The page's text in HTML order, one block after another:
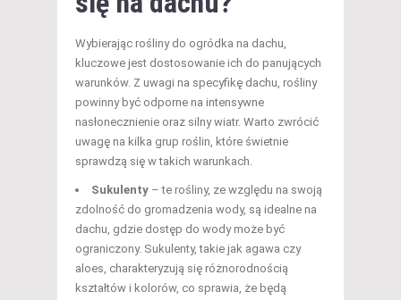
Wybierając rośliny do ogródka na dachu,
kluczowe jest dostosowanie ich do panujących
warunków. Z uwagi na specyfikę dachu, rośliny
powinny być odporne na intensywne
nasłonecznienie oraz silny wiatr. Warto zwrócić
uwagę na kilka grup roślin, które świetnie
sprawdzą się w takich warunkach.
Sukulenty – te rośliny, ze względu na swoją
zdolność do gromadzenia wody, są idealne na
dachu, gdzie dostęp do wody może być
ograniczony. Sukulenty, takie jak agawa czy
aloes, charakteryzują się różnorodnością
kształtów i kolorów, co sprawia, że będą